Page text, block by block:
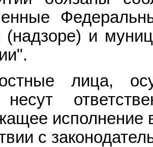
(надзоре) и
лица,
несут
исполнение
с